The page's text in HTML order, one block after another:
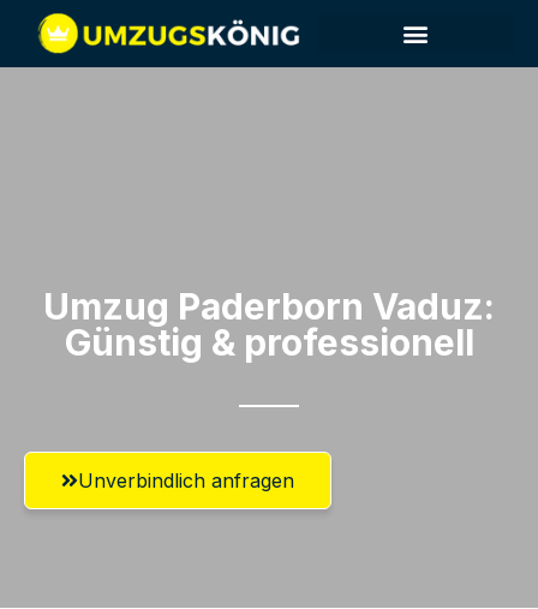
Umzug Paderborn​ Vaduz:
Günstig & professionell​
Unverbindlich anfragen